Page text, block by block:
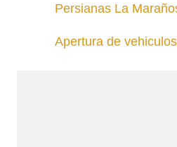
Persianas La
Apertura de